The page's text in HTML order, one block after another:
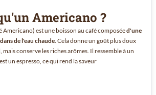
Americano ?
Americano) est une boisson au café composéed'une
de l'eau chaude . Cela donne un goût plus doux
conserve les riches arômes. Il ressemble à un
un espresso, ce qui rend la saveur